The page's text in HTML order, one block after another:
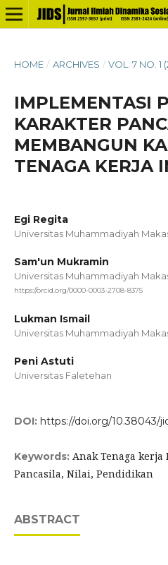
HOME / ARCHIVES / VOL. 7 NO. 1
IMPLEMENTASI
KARAKTER
MEMBANGUN
TENAGA KERJA
Egi Regita
Universitas Muhammadiyah
Sam'un Mukramin
Universitas Muhammadiyah
https://orcid.org/0000-0003-2708-8375
Lukman Ismail
Universitas Muhammadiyah
Peni Astuti
Universitas Faletehan
DOI: https://doi.org/10.38043/
Keywords: Anak Tenaga
Pancasila, Nilai, Pendidikan
ABSTRACT